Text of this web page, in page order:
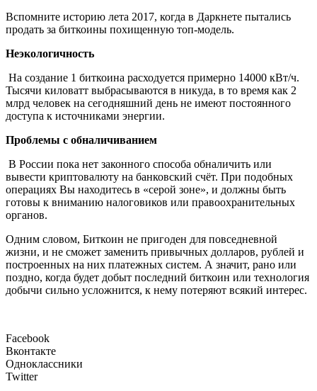
Вспомните историю лета 2017, когда в Даркнете пытались
продать за биткоины похищенную топ-модель.
Неэкологичность
На создание 1 биткоина расходуется примерно 14000 кВт/ч.
Тысячи киловатт выбрасываются в никуда, в то время как 2
млрд человек на сегодняшний день не имеют постоянного
доступа к источниками энергии.
Проблемы с обналичиванием
В России пока нет законного способа обналичить или
вывести криптовалюту на банковский счёт. При подобных
операциях Вы находитесь в «серой зоне», и должны быть
готовы к вниманию налоговиков или правоохранительных
органов.
Одним словом, Биткоин не пригоден для повседневной
жизни, и не сможет заменить привычных долларов, рублей и
построенных на них платежных систем. А значит, рано или
поздно, когда будет добыт последний биткоин или технология
добычи сильно усложнится, к нему потеряют всякий интерес.
Facebook
Вконтакте
Одноклассники
Twitter